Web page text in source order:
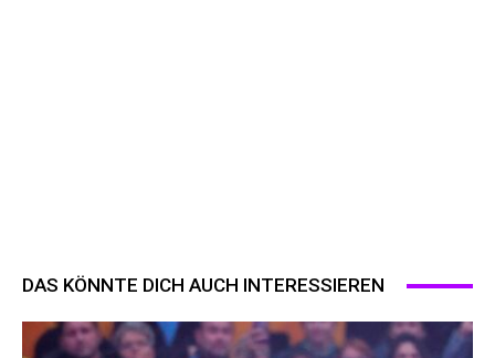
DAS KÖNNTE DICH AUCH INTERESSIEREN